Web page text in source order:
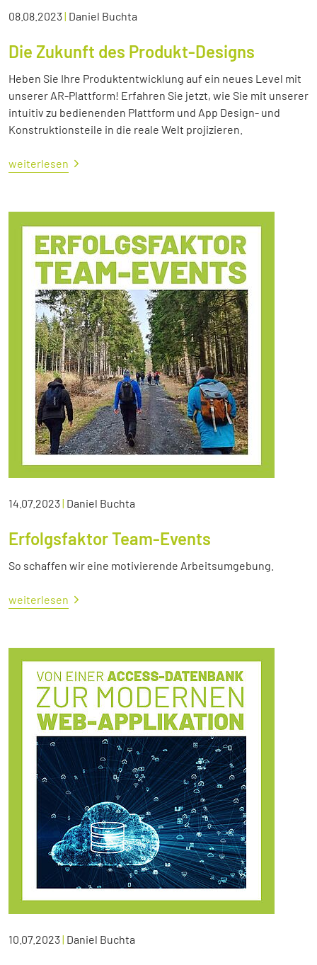
08.08.2023| Daniel Buchta
Die Zukunft des Produkt-Designs
Heben Sie Ihre Produktentwicklung auf ein neues Level mit
unserer AR-Plattform! Erfahren Sie jetzt, wie Sie mit unserer
intuitiv zu bedienenden Plattform und App Design- und
Konstruktionsteile in die reale Welt projizieren.
weiterlesen
14.07.2023| Daniel Buchta
Erfolgsfaktor Team-Events
So schaffen wir eine motivierende Arbeitsumgebung.
weiterlesen
10.07.2023| Daniel Buchta